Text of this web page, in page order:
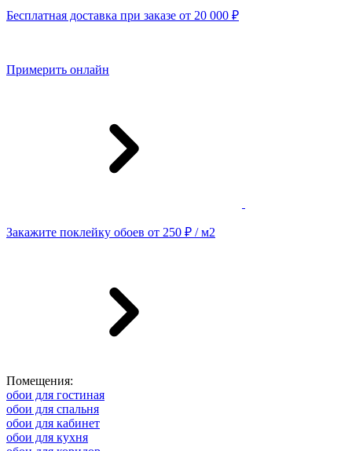
Бесплатная доставка при заказе от 20 000 ₽
Примерить онлайн
Закажите поклейку обоев от 250 ₽ / м2
Помещения:
обои для гостиная
обои для спальня
обои для кабинет
обои для кухня